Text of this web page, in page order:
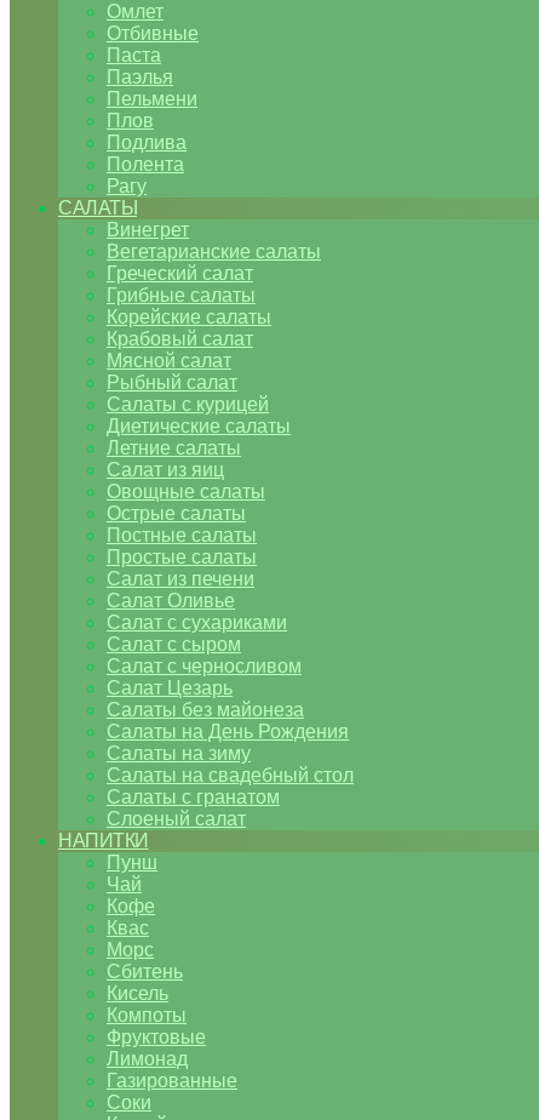
Омлет
Отбивные
Паста
Паэлья
Пельмени
Плов
Подлива
Полента
Рагу
САЛАТЫ
Винегрет
Вегетарианские салаты
Греческий салат
Грибные салаты
Корейские салаты
Крабовый салат
Мясной салат
Рыбный салат
Салаты с курицей
Диетические салаты
Летние салаты
Салат из яиц
Овощные салаты
Острые салаты
Постные салаты
Простые салаты
Салат из печени
Салат Оливье
Салат с сухариками
Салат с сыром
Салат с черносливом
Салат Цезарь
Салаты без майонеза
Салаты на День Рождения
Салаты на зиму
Салаты на свадебный стол
Салаты с гранатом
Слоеный салат
НАПИТКИ
Пунш
Чай
Кофе
Квас
Морс
Сбитень
Кисель
Компоты
Фруктовые
Лимонад
Газированные
Соки